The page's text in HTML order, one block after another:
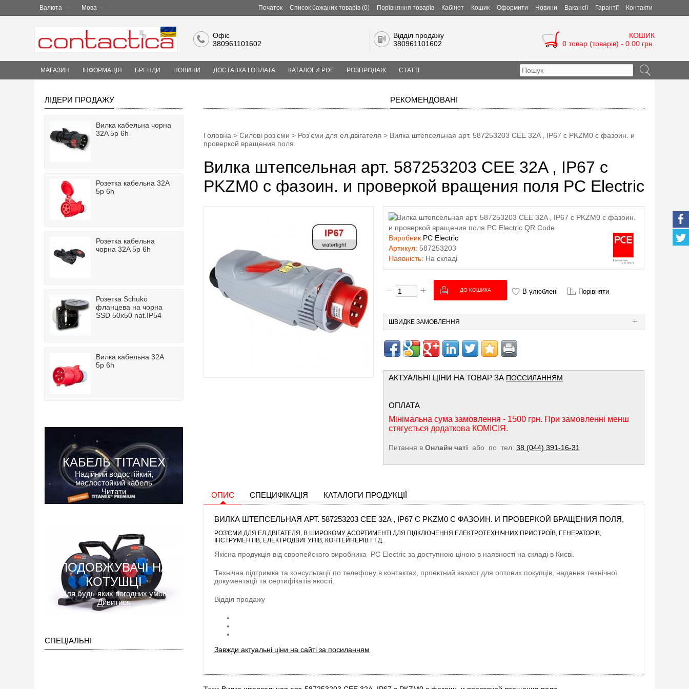
Валюта Мова Початок Список бажаних товарів (0) Порівняння товарів Кабінет Кошик Оформити Новини Вакансії Гарантії Контакти
КОШИК
0 товар (товарів) - 0.00 грн.
Офіс
380961101602
Відділ продажу
380961101602
МАГАЗИН ІНФОРМАЦІЯ БРЕНДИ НОВИНИ ДОСТАВКА І ОПЛАТА КАТАЛОГИ PDF РОЗПРОДАЖ СТАТТІ
ЛІДЕРИ ПРОДАЖУ
Вилка кабельна чорна
32A 5p 6h
Розетка кабельна 32A
5p 6h
Розетка кабельна
чорна 32A 5p 6h
Розетка Schuko
фланцева на чорна
SSD 50x50 nat.IP54
Вилка кабельна 32A
5p 6h
КАБЕЛЬ TITANEX
Надійний водостійкий,
маслостойкий кабель
Читати
ПОДОВЖУВАЧІ НА
КОТУШЦІ
Для будь-яких погодних умов
Дивитися
СПЕЦІАЛЬНІ
РЕКОМЕНДОВАНІ
Головна > Силові роз'єми > Роз'єми для ел.двігателя > Вилка штепсельная арт. 587253203 CEE 32A , IP67 с PKZM0 с фазоин. и
проверкой вращения поля
Вилка штепсельная арт. 587253203 CEE 32A , IP67 с
PKZM0 с фазоин. и проверкой вращения поля PC Electric
Виробник PC Electric
Артикул: 587253203
Наявність: На складі
В улюблені Порівняти
ШВИДКЕ ЗАМОВЛЕННЯ
АКТУАЛЬНІ ЦІНИ НА ТОВАР ЗА ПОССИЛАННЯМ
ОПЛАТА
Мінімальна сума замовлення - 1500 грн. При замовленні менш
стягується додаткова КОМІСІЯ.
Питання в Онлайн чаті або по тел: 38 (044) 391-16-31
ОПИС СПЕЦИФІКАЦІЯ КАТАЛОГИ ПРОДУКЦІЇ
ВИЛКА ШТЕПСЕЛЬНАЯ АРТ. 587253203 CEE 32A , IP67 С PKZM0 С ФАЗОИН. И ПРОВЕРКОЙ ВРАЩЕНИЯ ПОЛЯ,
РОЗ'ЄМИ ДЛЯ ЕЛ.ДВІГАТЕЛЯ , В ШИРОКОМУ АСОРТИМЕНТІ ДЛЯ ПІДКЛЮЧЕННЯ ЕЛЕКТРОТЕХНІЧНИХ ПРИСТРОЇВ, ГЕНЕРАТОРІВ,
ІНСТРУМЕНТІВ, ЕЛЕКТРОДВИГУНІВ, КОНТЕЙНЕРІВ І Т.Д.
Якісна продукція від європейского виробника PC Electric за доступною ціною в наявності на складі в Києві.
Технічна підтримка та консультації по телефону в контактах, проектний захист для оптових покупців, надання технічної
документації та сертифікатів якості.
Відділ продажу
Завжди актуальні ціни на сайті за посиланням